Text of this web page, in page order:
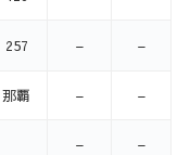
257 – –
那覇 – –
– –